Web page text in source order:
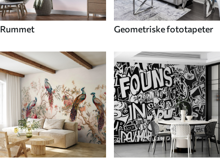
Rummet Geometriske fototapeter